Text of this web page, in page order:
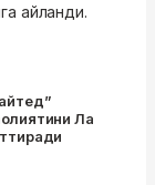
айланди.
Ла